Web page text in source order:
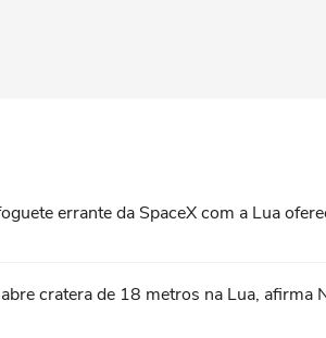
errante da SpaceX com a Lua
cratera de 18 metros na Lua, afirma